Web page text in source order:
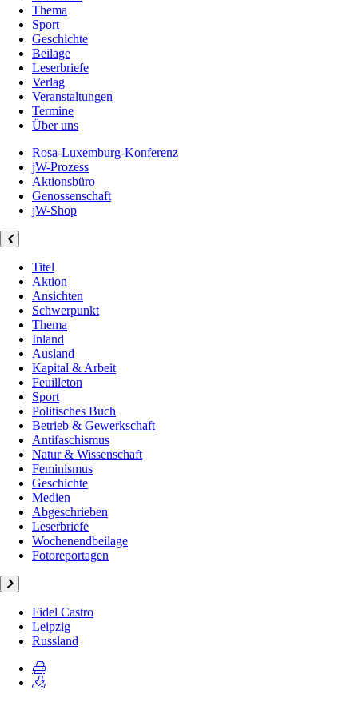
Thema
Sport
Geschichte
Beilage
Leserbriefe
Verlag
Veranstaltungen
Termine
Über uns
Rosa-Luxemburg-Konferenz
jW-Prozess
Aktionsbüro
Genossenschaft
jW-Shop
Titel
Aktion
Ansichten
Schwerpunkt
Thema
Inland
Ausland
Kapital & Arbeit
Feuilleton
Sport
Politisches Buch
Betrieb & Gewerkschaft
Antifaschismus
Natur & Wissenschaft
Feminismus
Geschichte
Medien
Abgeschrieben
Leserbriefe
Wochenendbeilage
Fotoreportagen
Fidel Castro
Leipzig
Russland